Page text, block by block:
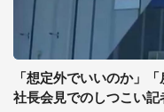
「想定外でいいのか」
社長会見でのしつこい